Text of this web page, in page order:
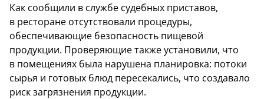
Как сообщили в службе судебных приставов,
в ресторане отсутствовали процедуры,
обеспечивающие безопасность пищевой
продукции. Проверяющие также установили, что
в помещениях была нарушена планировка: потоки
сырья и готовых блюд пересекались, что создавало
риск загрязнения продукции.